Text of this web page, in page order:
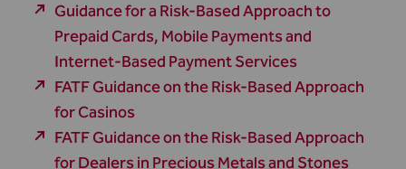
Guidance for a Risk-Based Approach to
Prepaid Cards, Mobile Payments and
Internet-Based Payment Services
FATF Guidance on the Risk-Based Approach
for Casinos
FATF Guidance on the Risk-Based Approach
for Dealers in Precious Metals and Stones